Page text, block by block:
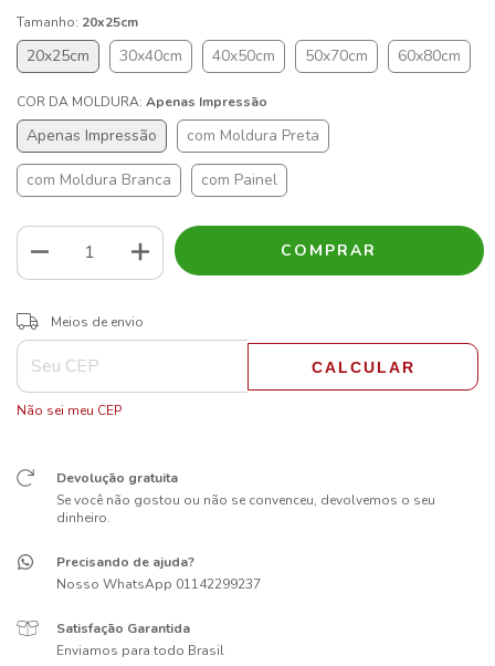
Tamanho: 20x25cm
20x25cm 30x40cm 40x50cm 50x70cm 60x80cm
COR DA MOLDURA: Apenas Impressão
Apenas Impressão com Moldura Preta
com Moldura Branca com Painel
Entregas para o CEP:
Meios de envio
CALCULAR
Não sei meu CEP
Devolução gratuita
Se você não gostou ou não se convenceu, devolvemos o seu
dinheiro.
Precisando de ajuda?
Nosso WhatsApp 01142299237
Satisfação Garantida
Enviamos para todo Brasil